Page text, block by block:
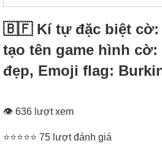
🇧🇫 Kí tự đặc biệt cờ:
tạo tên game hình cờ:
đẹp, Emoji flag:
👁 636 lượt xem
⭐⭐⭐⭐⭐ 75 lượt đánh giá